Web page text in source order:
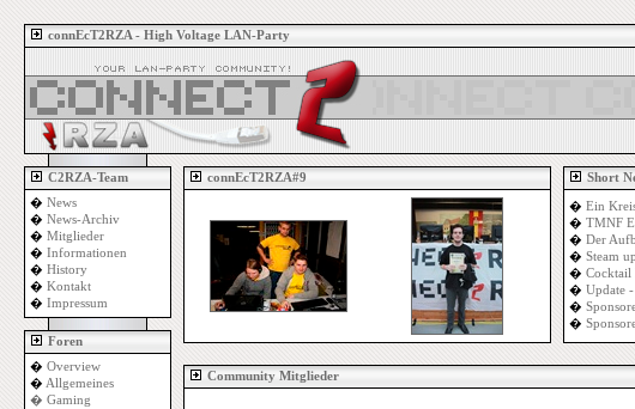
connEcT2RZA - High Voltage LAN-Party
C2RZA-Team
� News
� News-Archiv
� Mitglieder
� Informationen
� History
� Kontakt
� Impressum
Foren
� Overview
� Allgemeines
� Gaming
connEcT2RZA#9 Short
� Ein
� TMNF
� Der
� Steam
� Cocktail
� Update
�
�
Community Mitglieder